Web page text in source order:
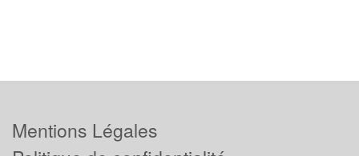
Mentions Légales